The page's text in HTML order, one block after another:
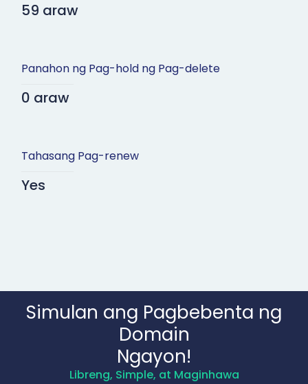
59 araw
Panahon ng Pag-hold ng Pag-delete
0 araw
Tahasang Pag-renew
Yes
Simulan ang Pagbebenta ng
Domain
Ngayon!
Libreng, Simple, at Maginhawa